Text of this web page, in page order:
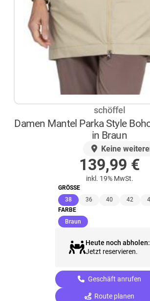
schöffel
Damen Mantel Parka Style
in Braun
Keine
139,99 €
inkl. 19% MwSt.
GRÖSSE
38(ausgewählt)
36 40 42
FARBE
Braun(ausgewählt)
Heute noch abholen:
Jetzt reservieren.
Geschäft anrufen
Route planen